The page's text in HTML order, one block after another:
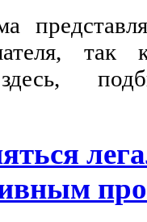
так
здесь,